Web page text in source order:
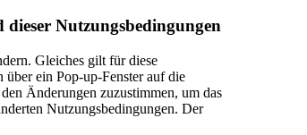
Nutzungsbedingungen
Gleiches gilt für diese
ein Pop-up-Fenster auf die
Änderungen zuzustimmen, um das
Nutzungsbedingungen. Der